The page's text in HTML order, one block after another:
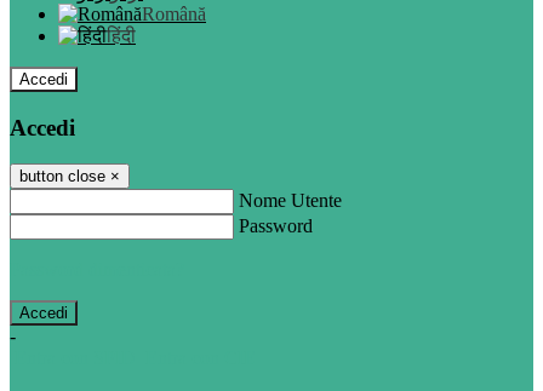
Română
हिंदी
Accedi
Accedi
button close ×
Nome Utente
Password
-